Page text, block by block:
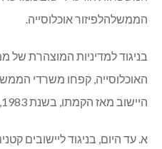
הממשלהלפיזור אוכלוסייה.
בניגוד למדיניות המוצהרת של
האוכלוסייה, קפחו משרדי
היישוב מאז הקמתו, בשנת 1983, בנושאים הבאים:
א. עד היום, בניגוד ליישובים